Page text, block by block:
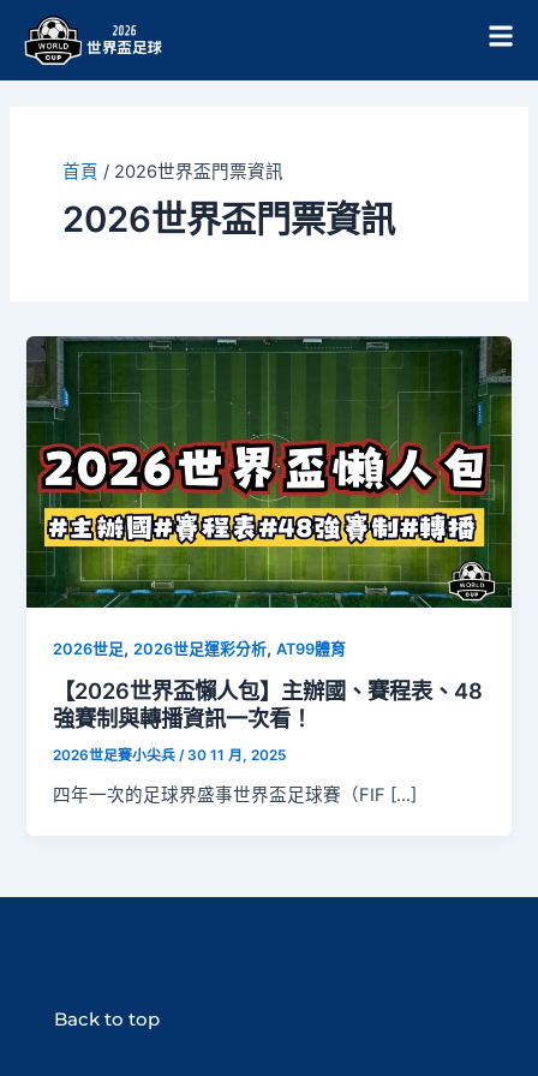
首頁 / 2026世界盃門票資訊
2026世界盃門票資訊
2026世足,2026世足運彩分析,AT99體育
【2026世界盃懶人包】主辦國、賽程表、48
強賽制與轉播資訊一次看！
2026世足賽小尖兵/30 11 月, 2025
四年一次的足球界盛事世界盃足球賽（FIF […]
Back to top